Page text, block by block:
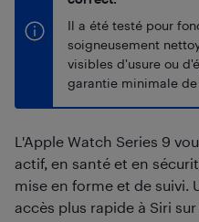
Il a été testé pour
soigneusement
visibles d'usure ou
garantie minimale
L'Apple Watch Series 9
actif, en santé et en
mise en forme et de suivi.
accès plus rapide à Siri